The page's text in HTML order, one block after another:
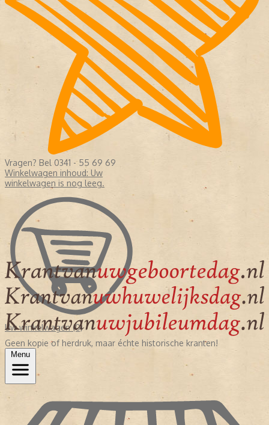
Vragen? Bel 0341 - 55 69 69
Winkelwagen inhoud: Uw
winkelwagen is nog leeg.
Uw winkelwagen (0)
Geen kopie of herdruk, maar échte historische kranten!
Menu